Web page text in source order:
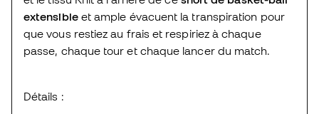
extensible et ample évacuent la transpiration pour
que vous restiez au frais et respiriez à chaque
passe, chaque tour et chaque lancer du match.
Détails :